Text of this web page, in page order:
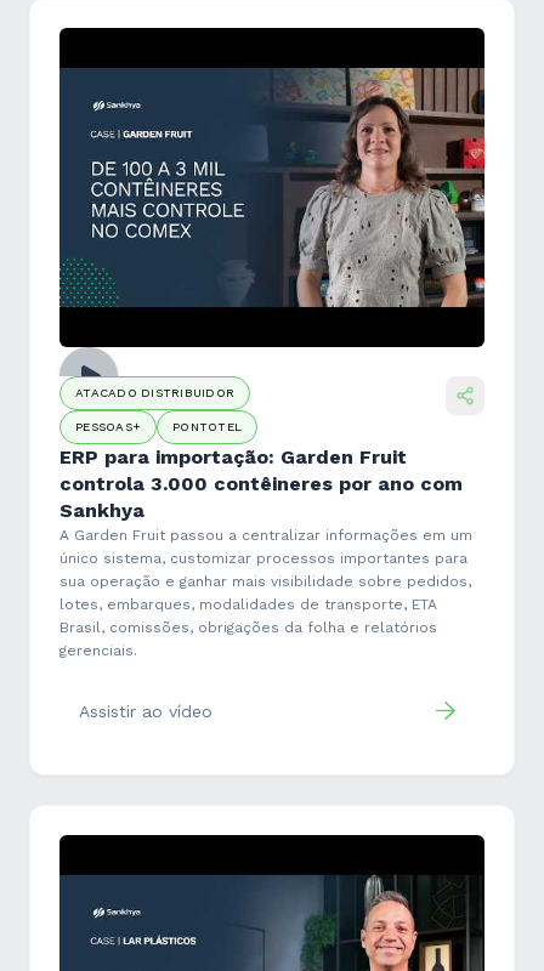
ATACADO DISTRIBUIDOR
PESSOAS+ PONTOTEL
ERP para importação: Garden Fruit
controla 3.000 contêineres por ano com
Sankhya
A Garden Fruit passou a centralizar informações em um
único sistema, customizar processos importantes para
sua operação e ganhar mais visibilidade sobre pedidos,
lotes, embarques, modalidades de transporte, ETA
Brasil, comissões, obrigações da folha e relatórios
gerenciais.
Assistir ao vídeo